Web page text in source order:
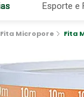
Esporte e
Fita Micropore Fita